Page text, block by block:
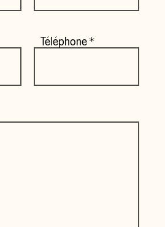
Téléphone*